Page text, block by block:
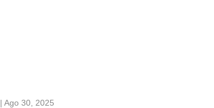
|Ago 30, 2025